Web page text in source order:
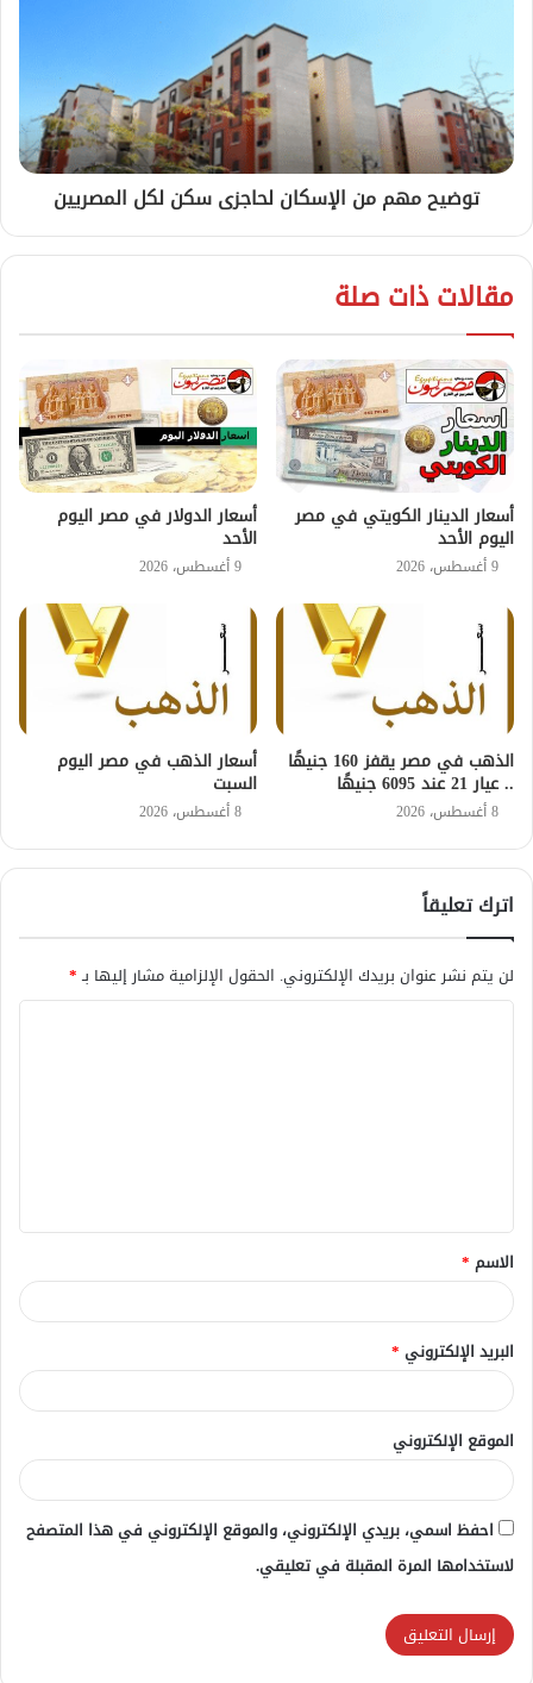
توضيح مهم من الإسكان لحاجزى سكن لكل المصريين
مقالات ذات صلة
أسعار الدينار الكويتي في مصر
اليوم الأحد
9 أغسطس، 2026
أسعار الدولار في مصر اليوم
الأحد
9 أغسطس، 2026
الذهب في مصر يقفز 160 جنيهًا
.. عيار 21 عند 6095 جنيهًا
8 أغسطس، 2026
أسعار الذهب في مصر اليوم
السبت
8 أغسطس، 2026
اترك تعليقاً
لن يتم نشر عنوان بريدك الإلكتروني. الحقول الإلزامية مشار إليها بـ*
ق
*
الاسم *
البريد الإلكتروني *
الموقع الإلكتروني
احفظ اسمي، بريدي الإلكتروني، والموقع الإلكتروني في هذا المتصفح
لاستخدامها المرة المقبلة في تعليقي.